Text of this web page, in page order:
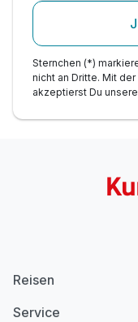
Sternchen (*)
nicht an Dritte. Mit
akzeptierst Du unsere
Reisen
Service